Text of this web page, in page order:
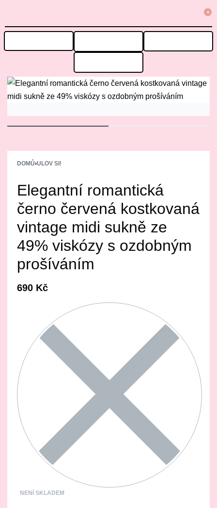
0
DOMŮ›ULOV SI!
Elegantní romantická
černo červená kostkovaná
vintage midi sukně ze
49% viskózy s ozdobným
prošíváním
690 Kč
NENÍ SKLADEM